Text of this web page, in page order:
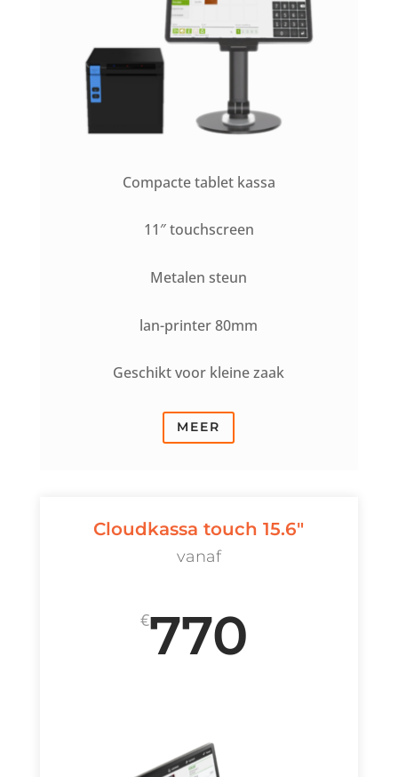
Compacte tablet kassa
11″ touchscreen
Metalen steun
lan-printer 80mm
Geschikt voor kleine zaak
MEER
Cloudkassa touch 15.6"
vanaf
€770